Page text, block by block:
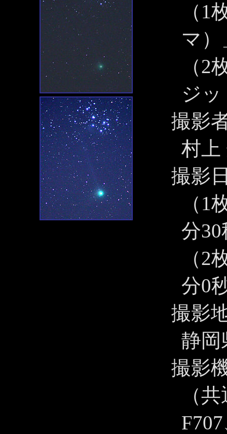
（1
マ）
（2
ジ
撮影
村上
撮影
（1
分
（2
分0
撮影
静岡
撮影
（